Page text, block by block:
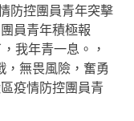
防控團員青年突擊
員青年積極報
我年青一息。，
，無畏風險，奮勇
疫情防控團員青